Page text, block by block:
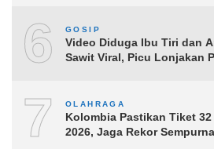
6 GOSIP
Video Diduga Ibu Tiri dan
Sawit Viral, Picu Lonjakan
7 OLAHRAGA
Kolombia Pastikan Tiket
2026, Jaga Rekor